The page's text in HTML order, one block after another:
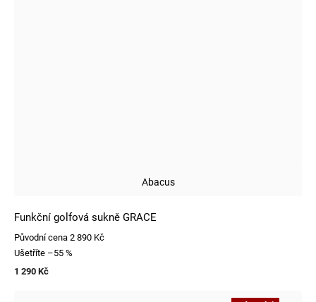
Abacus
Funkční golfová sukně GRACE
Původní cena 2 890 Kč
Ušetříte –55 %
1 290 Kč